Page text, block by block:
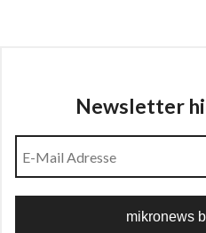
Newsletter